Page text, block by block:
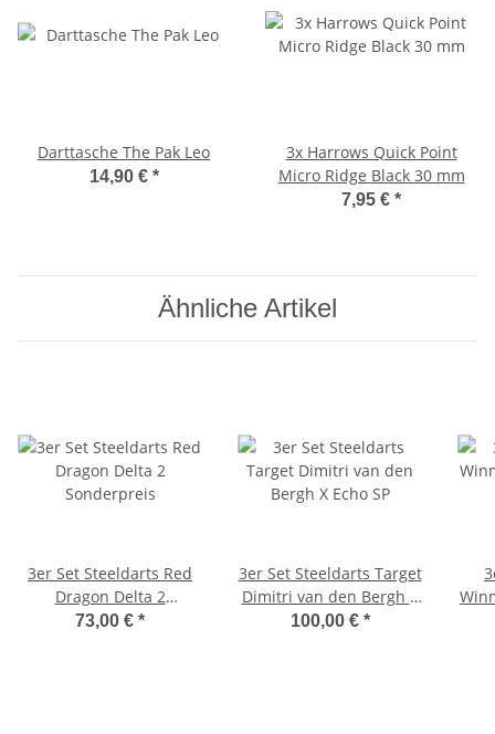
Darttasche The Pak Leo
14,90 € *
3x Harrows Quick Point
Micro Ridge Black 30 mm
7,95 € *
Ähnliche Artikel
3er Set Steeldarts Red
Dragon Delta 2
Sonderpreis
73,00 € *
3er Set Steeldarts Target
Dimitri van den Bergh X
Echo SP
100,00 € *